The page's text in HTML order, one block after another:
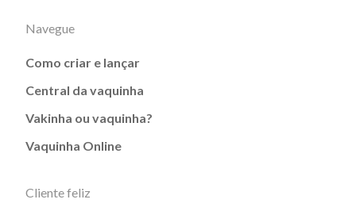
Navegue
Como criar e lançar
Central da vaquinha
Vakinha ou vaquinha?
Vaquinha Online
Cliente feliz